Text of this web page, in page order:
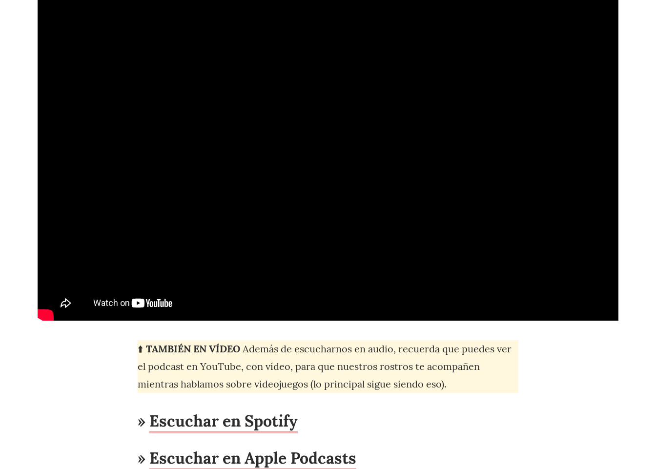
⬆️ TAMBIÉN EN VÍDEO Además de escucharnos en audio, recuerda que puedes ver
el podcast en YouTube, con vídeo, para que nuestros rostros te acompañen
mientras hablamos sobre videojuegos (lo principal sigue siendo eso).
» Escuchar en Spotify
» Escuchar en Apple Podcasts